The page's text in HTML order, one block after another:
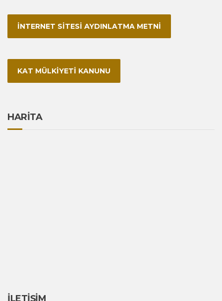
İNTERNET SİTESİ AYDINLATMA METNİ
KAT MÜLKİYETİ KANUNU
HARİTA
İLETİŞİM